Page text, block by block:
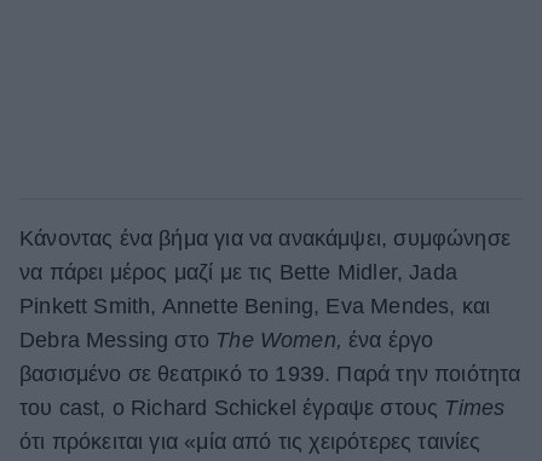
Κάνοντας ένα βήμα για να ανακάμψει, συμφώνησε
να πάρει μέρος μαζί με τις Bette Midler, Jada
Pinkett Smith, Annette Bening, Eva Mendes, και
Debra Messing στο The Women, ένα έργο
βασισμένο σε θεατρικό το 1939. Παρά την ποιότητα
του cast, ο Richard Schickel έγραψε στους Times
ότι πρόκειται για «μία από τις χειρότερες ταινίες